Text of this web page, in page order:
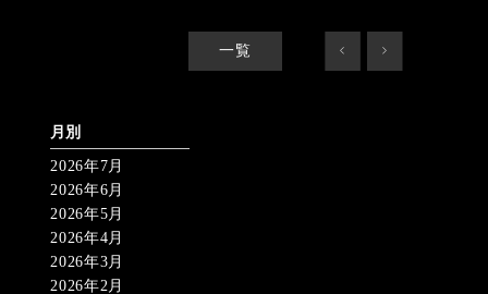
一覧 < >
月別
2026年7月
2026年6月
2026年5月
2026年4月
2026年3月
2026年2月